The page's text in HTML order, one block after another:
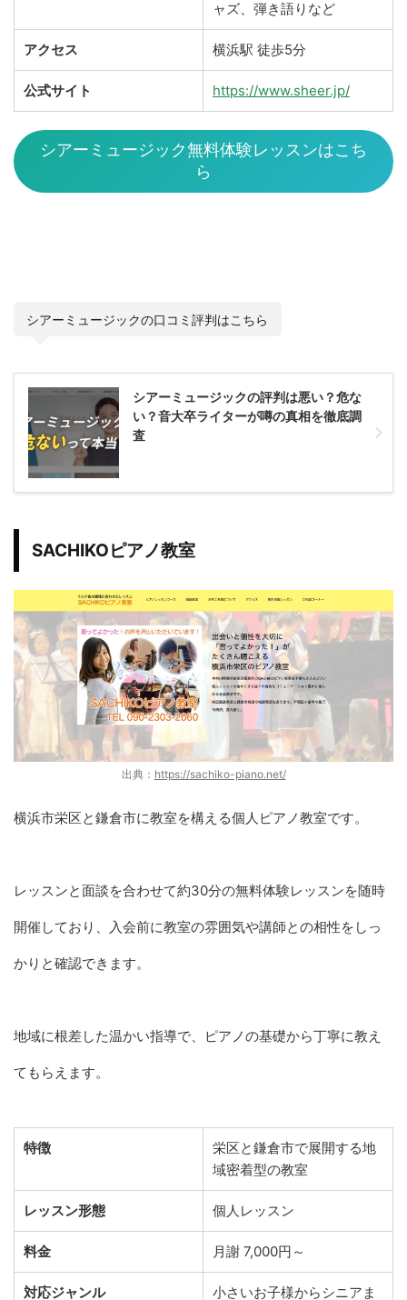
ャズ、弾き語りなど
アクセス 横浜駅 徒歩5分
公式サイト https://www.sheer.jp/
シアーミュージック無料体験レッスンはこち
ら
シアーミュージックの口コミ評判はこちら
シアーミュージックの評判は悪い？危な
い？音大卒ライターが噂の真相を徹底調
査
SACHIKOピアノ教室
出典： https://sachiko-piano.net/
横浜市栄区と鎌倉市に教室を構える個人ピアノ教室です。
レッスンと面談を合わせて約30分の無料体験レッスンを随時
開催しており、入会前に教室の雰囲気や講師との相性をしっ
かりと確認できます。
地域に根差した温かい指導で、ピアノの基礎から丁寧に教え
てもらえます。
特徴
栄区と鎌倉市で展開する地
域密着型の教室
レッスン形態 個人レッスン
料金 月謝 7,000円～
対応ジャンル 小さいお子様からシニアま